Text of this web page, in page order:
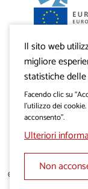
Progetto VisitKras.
Repubblica di
regionale dell’Unione
© 2019 - 2026
Il sito web
migliore
statistiche delle
Facendo clic su
l’utilizzo dei
acconsento”.
Ulteriori
Non